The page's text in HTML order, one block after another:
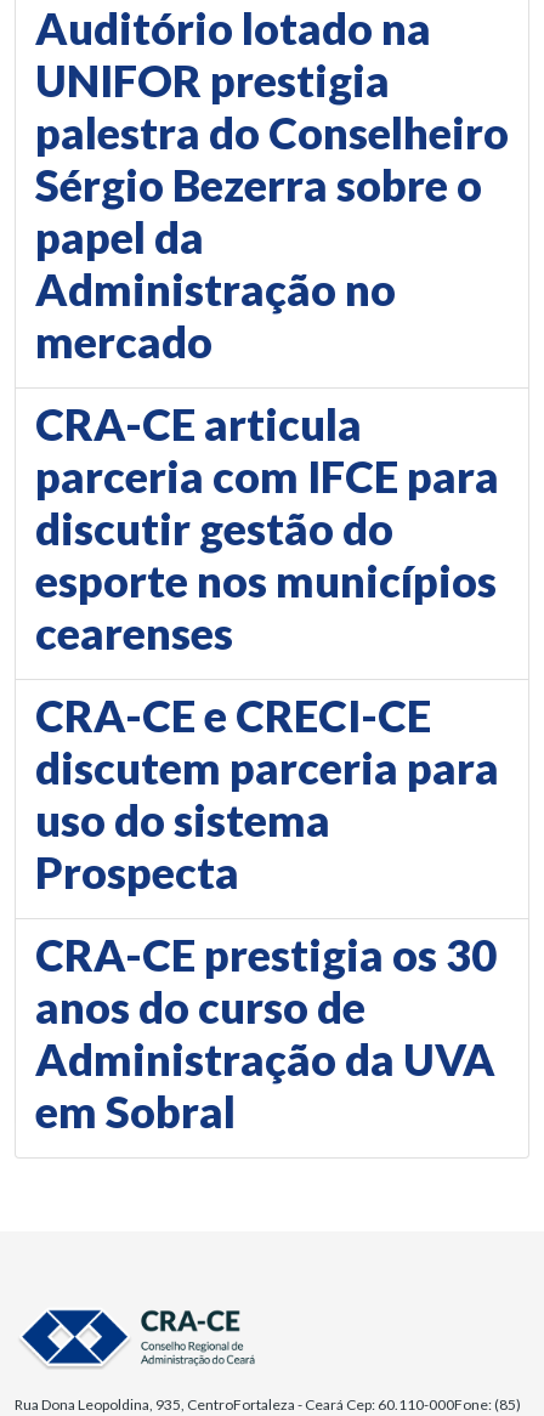
Auditório lotado na
UNIFOR prestigia
palestra do Conselheiro
Sérgio Bezerra sobre o
papel da
Administração no
mercado
CRA-CE articula
parceria com IFCE para
discutir gestão do
esporte nos municípios
cearenses
CRA-CE e CRECI-CE
discutem parceria para
uso do sistema
Prospecta
CRA-CE prestigia os 30
anos do curso de
Administração da UVA
em Sobral
Rua Dona Leopoldina, 935, CentroFortaleza - Ceará Cep: 60.110-000Fone: (85)